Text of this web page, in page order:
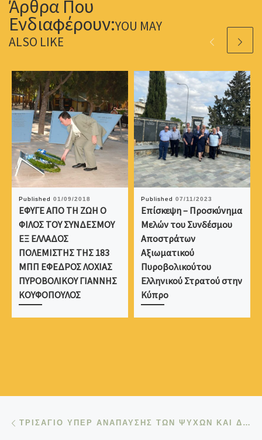
YOU MAY
ALSO LIKE
Published 01/09/2018
ΕΦΥΓΕ ΑΠΟ ΤΗ ΖΩΗ Ο
ΦΙΛΟΣ ΤΟΥ ΣΥΝΔΕΣΜΟΥ
ΕΞ ΕΛΛΑΔΟΣ
ΠΟΛΕΜΙΣΤΗΣ ΤΗΣ 183
ΜΠΠ ΕΦΕΔΡΟΣ ΛΟΧΙΑΣ
ΠΥΡΟΒΟΛΙΚΟΥ ΓΙΑΝΝΗΣ
ΚΟΥΦΟΠΟΥΛΟΣ
Published 07/11/2023
Επίσκεψη – Προσκύνημα
Μελών του Συνδέσμου
Αποστράτων
Αξιωματικού
Πυροβολικούτου
Ελληνικού Στρατού στην
Κύπρο
Post navigation ΤΡΙΣΑΓΙΟ ΥΠΕΡ ΑΝΑΠΑΥΣΗΣ ΤΩΝ ΨΥΧΩΝ ΚΑΙ ΔΕΗΣΗ ΥΠΕΡ ΑΝΕΥΡΕΣΗΣ ΤΩΝ ΑΓΝΟΟΥΜΕΝΩΝ ΑΞΙΩΜΑΤΙΚΩΝ, ΥΠΑΞΙΩΜΑΤΙΚΩΝ ΚΑΙ ΟΠΛΙΤΩΝ ΤΟΥ ΠΥΡΟΒΟΛΙΚΟΥ ΚΑΤΑ ΤΙΣ ΕΠΙΧΕΙΡΗΣΕΙΣ ΑΠΟΚΡΟΥΣΗΣ ΤΗΣ ΒΑΡΒΑΡΗΣ ΤΟΥΡΚΙΚΗΣ ΕΙΣΒΟΛΗΣ ΤΟΥ 1974